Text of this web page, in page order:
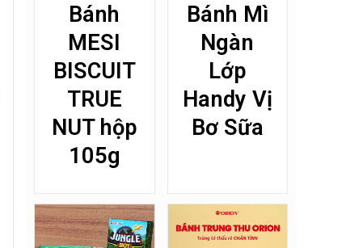
Bánh
MESI
BISCUIT
TRUE
NUT hộp
105g
Bánh Mì
Ngàn
Lớp
Handy Vị
Bơ Sữa